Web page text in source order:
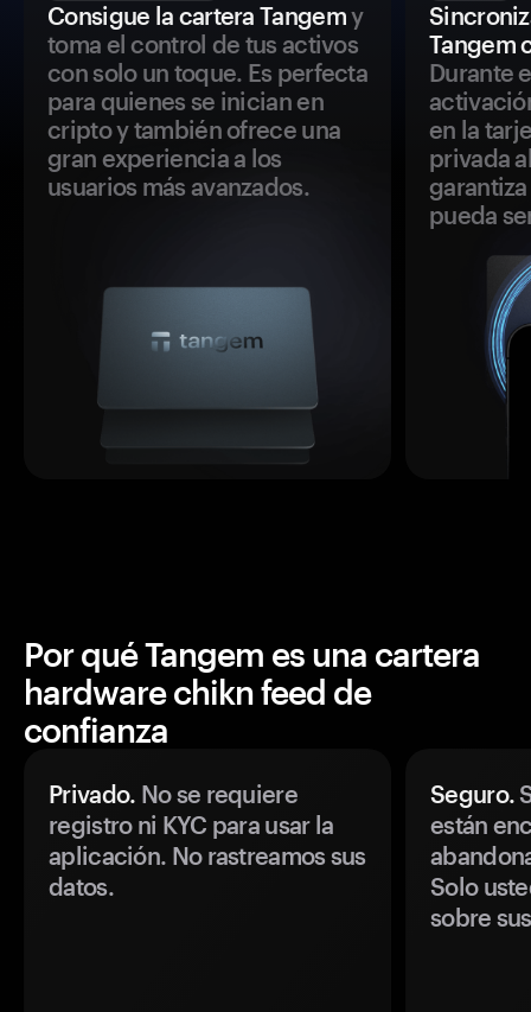
Consigue la cartera Tangemy
toma el control de tus activos
con solo un toque. Es perfecta
para quienes se inician en
cripto y también ofrece una
gran experiencia a los
usuarios más avanzados.
Tangem
Durante
en la
privada
pueda
Por qué Tangem es una cartera
hardware chikn feed de
confianza
Privado. No se requiere
registro ni KYC para usar la
aplicación. No rastreamos sus
datos.
Seguro.
están
Solo
sobre